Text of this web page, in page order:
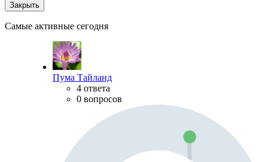
Закрыть
Самые активные сегодня
Пума Тайланд
4 ответа
0 вопросов